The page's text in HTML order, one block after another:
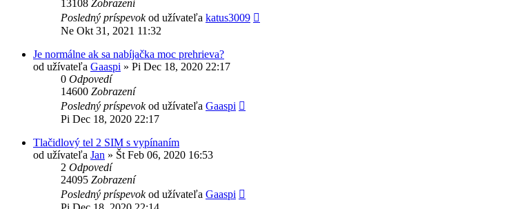
13108 Zobrazení
Posledný príspevokod užívateľa katus3009
Ne Okt 31, 2021 11:32
Je normálne ak sa nabíjačka moc prehrieva?
od užívateľa Gaaspi » Pi Dec 18, 2020 22:17
0 Odpovedí
14600 Zobrazení
Posledný príspevokod užívateľa Gaaspi
Pi Dec 18, 2020 22:17
Tlačidlový tel 2 SIM s vypínaním
od užívateľa Jan » Št Feb 06, 2020 16:53
2 Odpovedí
24095 Zobrazení
Posledný príspevokod užívateľa Gaaspi